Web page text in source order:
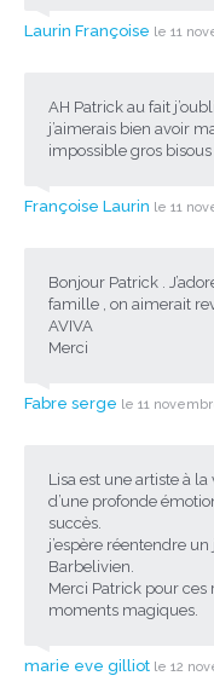
Laurin Françoise le 11
AH Patrick au fait
j’aimerais bien avoir
impossible gros bisous
Françoise Laurin le 11
Bonjour Patrick .
famille , on aimerait
AVIVA
Merci
Fabre serge le 11
Lisa est une artiste à
d’une profonde
succès.
j’espère réentendre
Barbelivien.
Merci Patrick pour ces
moments magiques.
marie eve gilliot le 12